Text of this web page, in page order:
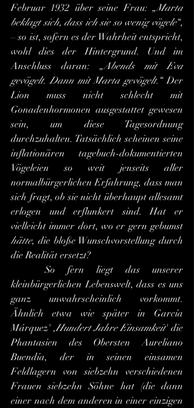
Februar 1932 über seine Frau: „Marta
beklagt sich, dass ich sie so wenig vögele“,
– so ist, sofern es der Wahrheit entspricht,
wohl dies der Hintergrund. Und im
Anschluss daran: „Abends mit Eva
gevögelt. Dann mit Marta gevögelt.“ Der
Lion muss nicht schlecht mit
Gonadenhormonen ausgestattet gewesen
sein, um diese Tagesordnung
durchzuhalten. Tatsächlich scheinen seine
inflationären tagebuch-dokumentierten
Vögeleien so weit jenseits aller
normalbürgerlichen Erfahrung, dass man
sich fragt, ob sie nicht überhaupt allesamt
erlogen und erflunkert sind. Hat er
hätte, die bloße Wunschvorstellung durch
die Realität ersetzt?
	So fern liegt das unserer
kleinbürgerlichen Lebenswelt, dass es uns
ganz unwahrscheinlich vorkommt.
Ähnlich etwa wie später in García
Márquez' ,Hundert Jahre Einsamkeit' die
Phantasien des Obersten Aureliano
Buendía, der in seinen einsamen
Feldlagern von siebzehn verschiedenen
Frauen siebzehn Söhne hat (die dann
einer nach dem anderen in einer einzigen